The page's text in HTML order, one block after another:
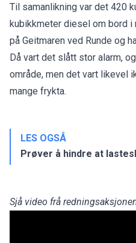
Til samanlikning var det 420
kubikkmeter diesel om bord
på Geitmaren ved Runde og
Då vart det slått stor alarm,
område, men det vart likevel
mange frykta.
LES OGSÅ
Prøver å hindre at
Sjå video frå